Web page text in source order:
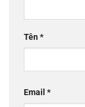
Tên*
Email *